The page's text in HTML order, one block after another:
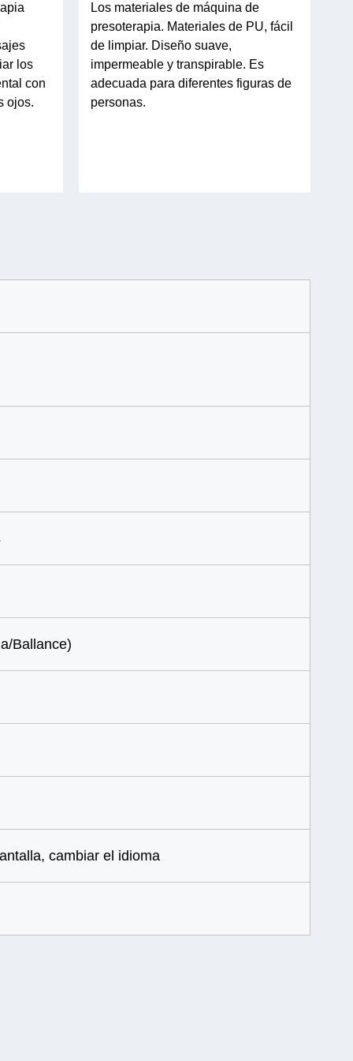
los
con
ojos.
Los materiales de máquina de
presoterapia. Materiales de PU, fácil
de limpiar. Diseño suave,
impermeable y transpirable. Es
adecuada para diferentes figuras de
personas.
Ballance)
cambiar el idioma